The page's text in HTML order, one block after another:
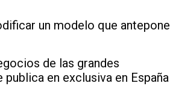
un modelo que antepone
de las grandes
en exclusiva en España